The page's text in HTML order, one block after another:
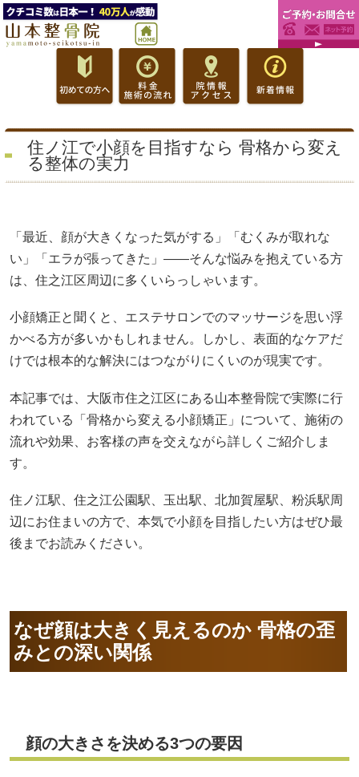
住ノ江で小顔を目指すなら 骨格から変え
る整体の実力
「最近、顔が大きくなった気がする」「むくみが取れな
い」「エラが張ってきた」――そんな悩みを抱えている方
は、住之江区周辺に多くいらっしゃいます。
小顔矯正と聞くと、エステサロンでのマッサージを思い浮
かべる方が多いかもしれません。しかし、表面的なケアだ
けでは根本的な解決にはつながりにくいのが現実です。
本記事では、大阪市住之江区にある山本整骨院で実際に行
われている「骨格から変える小顔矯正」について、施術の
流れや効果、お客様の声を交えながら詳しくご紹介しま
す。
住ノ江駅、住之江公園駅、玉出駅、北加賀屋駅、粉浜駅周
辺にお住まいの方で、本気で小顔を目指したい方はぜひ最
後までお読みください。
なぜ顔は大きく見えるのか 骨格の歪
みとの深い関係
顔の大きさを決める3つの要因